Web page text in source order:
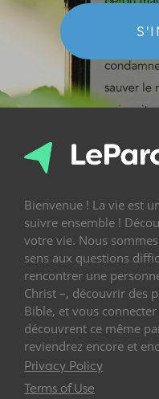
Bienvenue ! La vie est
suivre ensemble !
votre vie. Nous
sens aux questions
rencontrer une
Christ –, découvrir des
Bible, et vous
découvrent ce même
reviendrez encore et
Privacy Policy
Terms of Use